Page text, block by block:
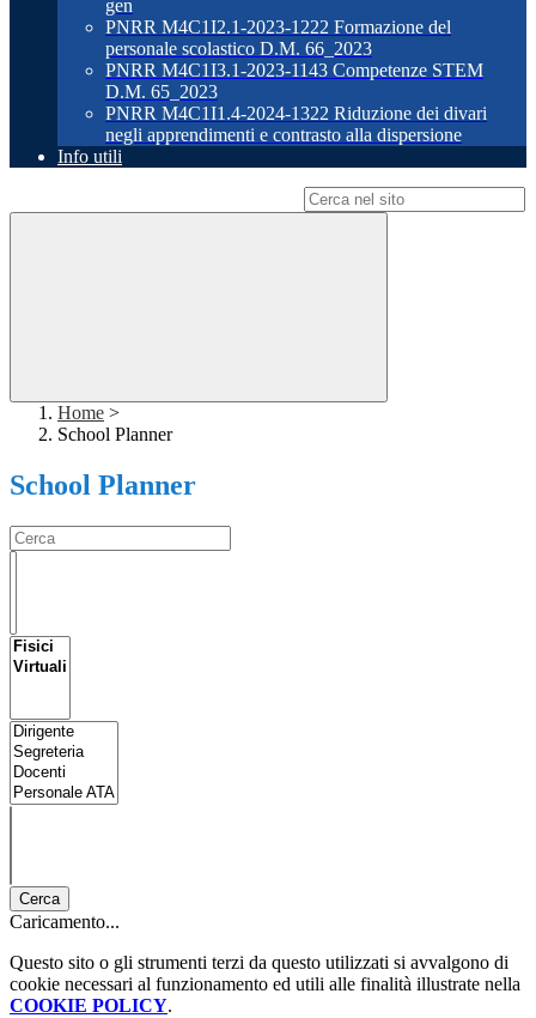
gen
PNRR M4C1I2.1-2023-1222 Formazione del
personale scolastico D.M. 66_2023
PNRR M4C1I3.1-2023-1143 Competenze STEM
D.M. 65_2023
PNRR M4C1I1.4-2024-1322 Riduzione dei divari
negli apprendimenti e contrasto alla dispersione
Info utili
Home >
School Planner
School Planner
Cerca
Caricamento...
Questo sito o gli strumenti terzi da questo utilizzati si avvalgono di
cookie necessari al funzionamento ed utili alle finalità illustrate nella
COOKIE POLICY.